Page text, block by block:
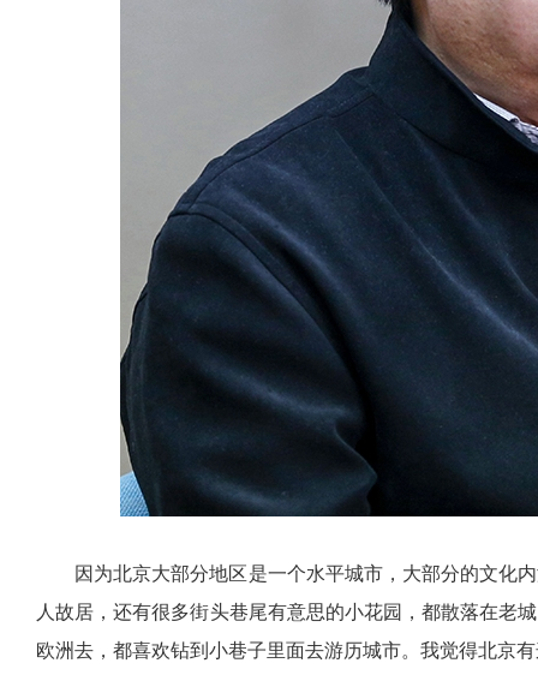
因为北京大部分地区是一个水平城市，大部分的文化
人故居，还有很多街头巷尾有意思的小花园，都散落在老
欧洲去，都喜欢钻到小巷子里面去游历城市。我觉得北京